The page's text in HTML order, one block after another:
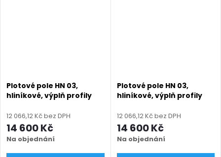
Plotové pole HN 03,
hliníkové, výplň profily
míru (šířka 500 - 2600
mm, výška 750 - 2000
mm), hnědá RAL 8014
matná
12 066,12 Kč bez DPH
14 600 Kč
Na objednání
Plotové pole HN 03,
hliníkové, výplň profily
míru (šířka 500 - 2600
mm, výška 750 - 2000
mm), hnědá RAL 8019
matná
12 066,12 Kč bez DPH
14 600 Kč
Na objednání